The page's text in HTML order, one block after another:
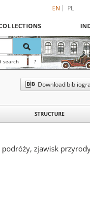
EN PL
search ?
Download
STRUCTURE
zjawisk